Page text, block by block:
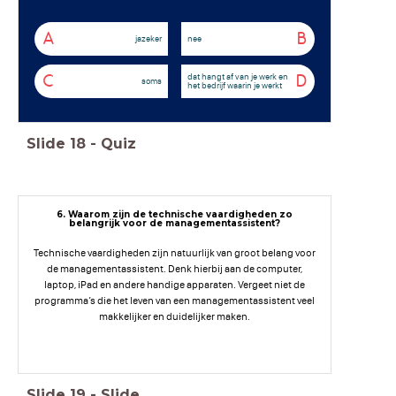
A jazeker B
nee
C soms D
dat hangt af van je werk en
het bedrijf waarin je werkt
Slide 18 - Quiz
6. Waarom zijn de technische vaardigheden zo
belangrijk voor de managementassistent?
Technische vaardigheden zijn natuurlijk van groot belang voor
de managementassistent. Denk hierbij aan de computer,
laptop, iPad en andere handige apparaten. Vergeet niet de
programma’s die het leven van een managementassistent veel
makkelijker en duidelijker maken.